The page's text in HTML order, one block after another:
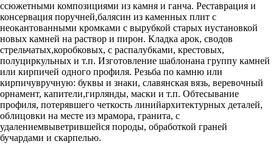
ссюжетными композициями из камня и ганча. Реставрация и
консервация поручней,балясин из каменных плит с
неокантованными кромками с вырубкой старых иустановкой
новых камней на раствор и пирон. Кладка арок, сводов
стрельчатых,коробковых, с распалубками, крестовых,
полуциркульных и т.п. Изготовление шаблонана группу камней
или кирпичей одного профиля. Резьба по камню или
кирпичувручную: буквы и знаки, славянская вязь, веревочный
орнамент, капители,гирлянды, маски и т.п. Обтесывание
профиля, потерявшего четкость линийархитектурных деталей,
облицовки на месте из мрамора, гранита, с
удалениемвыветрившейся породы, обработкой граней
бучардами и скарпелью.